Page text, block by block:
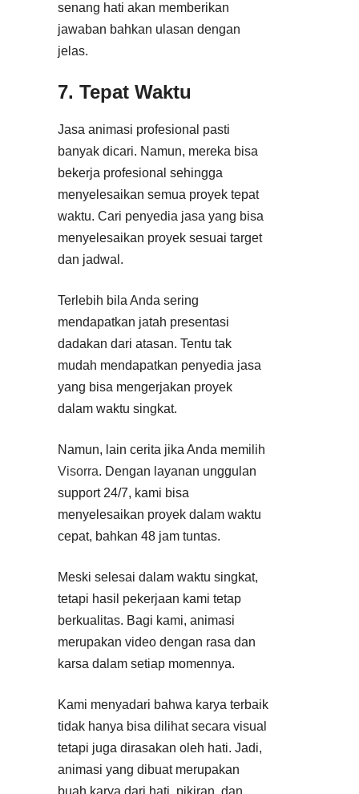
senang hati akan memberikan
jawaban bahkan ulasan dengan
jelas.
7. Tepat Waktu
Jasa animasi profesional pasti
banyak dicari. Namun, mereka bisa
bekerja profesional sehingga
menyelesaikan semua proyek tepat
waktu. Cari penyedia jasa yang bisa
menyelesaikan proyek sesuai target
dan jadwal.
Terlebih bila Anda sering
mendapatkan jatah presentasi
dadakan dari atasan. Tentu tak
mudah mendapatkan penyedia jasa
yang bisa mengerjakan proyek
dalam waktu singkat.
Namun, lain cerita jika Anda memilih
Visorra. Dengan layanan unggulan
support 24/7, kami bisa
menyelesaikan proyek dalam waktu
cepat, bahkan 48 jam tuntas.
Meski selesai dalam waktu singkat,
tetapi hasil pekerjaan kami tetap
berkualitas. Bagi kami, animasi
merupakan video dengan rasa dan
karsa dalam setiap momennya.
Kami menyadari bahwa karya terbaik
tidak hanya bisa dilihat secara visual
tetapi juga dirasakan oleh hati. Jadi,
animasi yang dibuat merupakan